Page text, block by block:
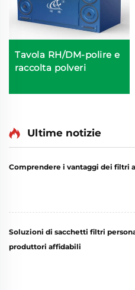
Tavola RH/DM-polire e
raccolta polveri
Ultime notizie
Comprendere i vantaggi dei filtri
Soluzioni di sacchetti filtri
produttori affidabili